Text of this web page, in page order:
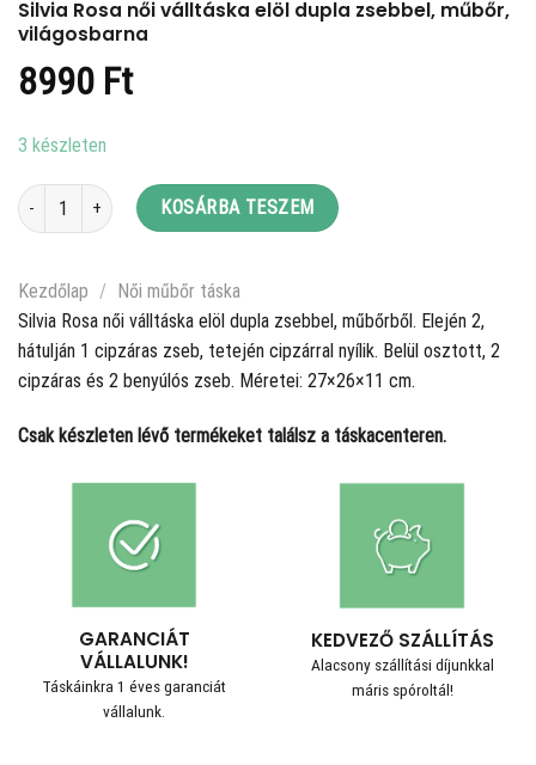
Silvia Rosa női válltáska elöl dupla zsebbel, műbőr,
világosbarna
8990 Ft
3 készleten
Silvia Rosa női válltáska elöl dupla zsebbel, műbőr, világosbarna mennyiség
KOSÁRBA TESZEM
Kezdőlap /
Női műbőr táska
Silvia Rosa női válltáska elöl dupla zsebbel, műbőrből. Elején 2,
hátulján 1 cipzáras zseb, tetején cipzárral nyílik. Belül osztott, 2
cipzáras és 2 benyúlós zseb. Méretei: 27×26×11 cm.
Csak készleten lévő termékeket találsz a táskacenteren.
GARANCIÁT
VÁLLALUNK!
Táskáinkra 1 éves garanciát
vállalunk.
KEDVEZŐ SZÁLLÍTÁS
Alacsony szállítási díjunkkal
máris spóroltál!